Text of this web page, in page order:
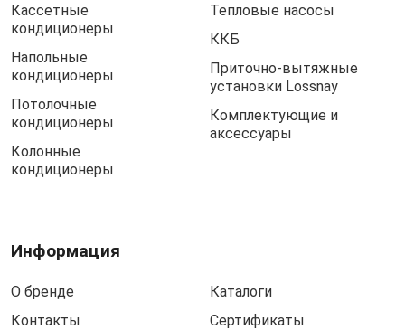
Кассетные
кондиционеры
Напольные
кондиционеры
Потолочные
кондиционеры
Колонные
кондиционеры
Тепловые насосы
ККБ
Приточно-вытяжные
установки Lossnay
Комплектующие и
аксессуары
Информация
О бренде
Контакты
Каталоги
Сертификаты